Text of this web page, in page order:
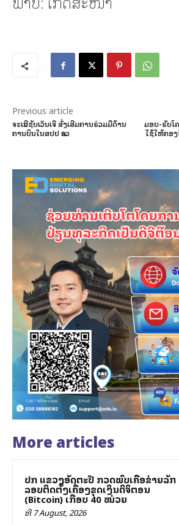
Previous article
ຈະເລີນຊັບເວັນເຈີ ສົ່ງເສີມການຮ່ວມມືດ້ານ
ການບິນໃນສປປ ລາວ
ມອບ-ຮັບໂ
ໃຊ້ໃຫ້ກອ
More articles
ປກສ ແຂວງອັດຕະປື ກວດພົບເຄືອຂ່າຍລັກ
ລອບຕິດຕັ້ງເຄື່ອງຂຸດເງິນດິຈິຕອນ
(Bitcoin) ເກືອບ 40 ໝ່ວຍ
ທີ 7 August, 2026